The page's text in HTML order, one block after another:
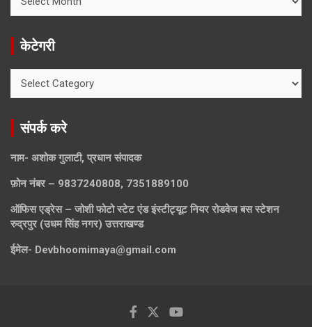
खोजे
केटेगरी
संपर्क करे
नाम- अशोक गुलाटी, प्रधान संपादक
फ़ोन नंबर – 9837240808, 7351889100
ऑफिस एड्रेस – जोशी फोटो स्टेट एंड इंस्टीट्यूट नियर रोडवेज बस स्टेशन
रुद्रपुर (उधम सिंह नगर) उत्तराखण्ड
ईमेल- Devbhoomimaya@gmail.com